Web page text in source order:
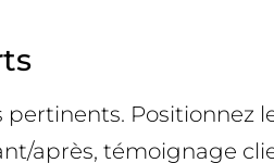
Positionnez
après, témoignage